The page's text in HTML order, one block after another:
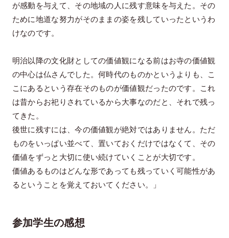
が感動を与えて、その地域の人に残す意味を与えた。その
ために地道な努力がそのままの姿を残していったというわ
けなのです。
明治以降の文化財としての価値観になる前はお寺の価値観
の中心は仏さんでした。何時代のものかというよりも、こ
こにあるという存在そのものが価値観だったのです。これ
は昔からお祀りされているから大事なのだと、それで残っ
てきた。
後世に残すには、今の価値観が絶対ではありません。ただ
ものをいっぱい並べて、置いておくだけではなくて、その
価値をずっと大切に使い続けていくことが大切です。
価値あるものはどんな形であっても残っていく可能性があ
るということを覚えておいてください。」
参加学生の感想